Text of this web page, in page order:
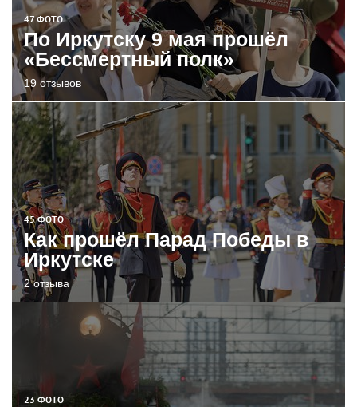
47 ФОТО
По Иркутску 9 мая прошёл
«Бессмертный полк»
19 отзывов
45 ФОТО
Как прошёл Парад Победы в
Иркутске
2 отзыва
23 ФОТО